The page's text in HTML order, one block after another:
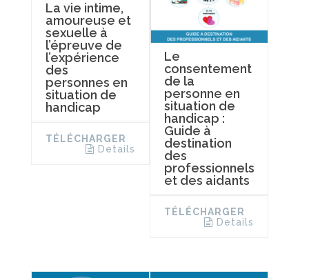
La vie intime,
amoureuse et
sexuelle à
l’épreuve de
l’expérience
des
personnes en
situation de
handicap
TÉLÉCHARGER
Details
Le
consentement
de la
personne en
situation de
handicap :
Guide à
destination
des
professionnels
et des aidants
TÉLÉCHARGER
Details